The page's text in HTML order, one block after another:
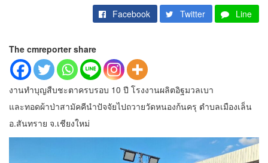
Facebook Twitter Line
The cmreporter share
งานทำบุญสืบชะตาครบรอบ 10 ปี โรงงานผลิตอิฐมวลเบา
และทอดผ้าป่าสามัคคีนำปัจจัยไปถวายวัดหนองก้นครุ ตำบลเมืองเล็น
อ.สันทราย จ.เชียงใหม่